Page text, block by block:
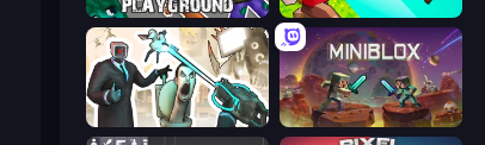
Playground CubeRealm.io
Skibidi Toilets: Infection Miniblox